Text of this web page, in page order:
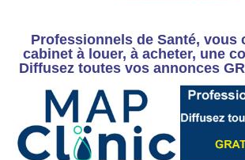
Professionnels de Santé, vous
cabinet à louer, à acheter, une
Diffusez toutes vos annonces